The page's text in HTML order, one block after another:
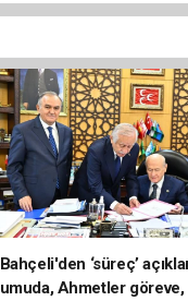
Bahçeli'den ‘süreç’
umuda, Ahmetler göreve,